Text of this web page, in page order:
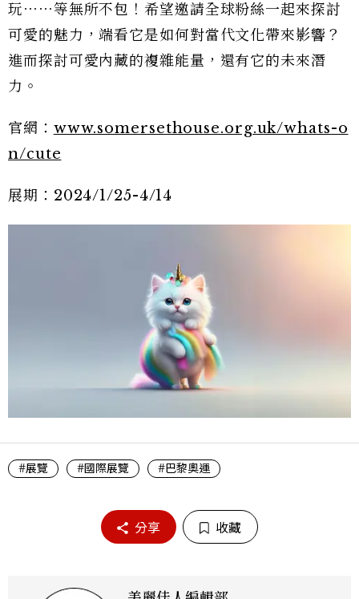
玩⋯⋯等無所不包！希望邀請全球粉絲一起來探討
可愛的魅力，端看它是如何對當代文化帶來影響？
進而探討可愛內藏的複雜能量，還有它的未來潛
力。
官網： www.somersethouse.org.uk/whats-o
n/cute
展期：2024/1/25-4/14
#展覽 #國際展覽 #巴黎奧運
分享 收藏